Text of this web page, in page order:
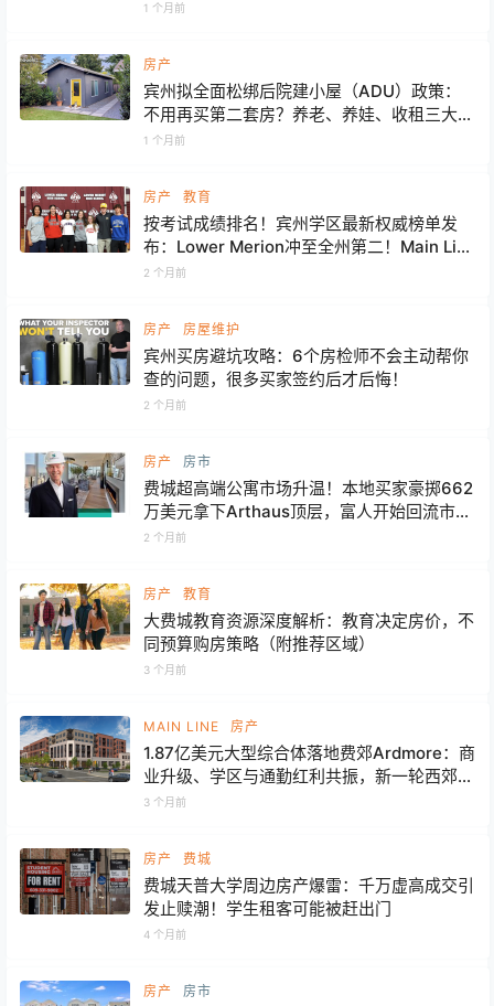
1 个月前
房产
宾州拟全面松绑后院建小屋（ADU）政策：
不用再买第二套房？养老、养娃、收租三大需
求一次解决
1 个月前
房产 教育
按考试成绩排名！宾州学区最新权威榜单发
布：Lower Merion冲至全州第二！Main Line
全面领先
2 个月前
房产 房屋维护
宾州买房避坑攻略：6个房检师不会主动帮你
查的问题，很多买家签约后才后悔！
2 个月前
房产 房市
费城超高端公寓市场升温！本地买家豪掷662
万美元拿下Arthaus顶层，富人开始回流市中
心？
2 个月前
房产 教育
大费城教育资源深度解析：教育决定房价，不
同预算购房策略（附推荐区域）
3 个月前
MAIN LINE 房产
1.87亿美元大型综合体落地费郊Ardmore：商
业升级、学区与通勤红利共振，新一轮西郊涨
价开始
3 个月前
房产 费城
费城天普大学周边房产爆雷：千万虚高成交引
发止赎潮！学生租客可能被赶出门
4 个月前
房产 房市